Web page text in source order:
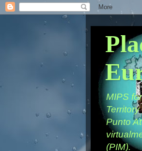
MIPS
Punto
(PIM).